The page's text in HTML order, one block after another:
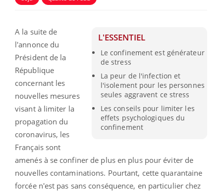
L'ESSENTIEL
Le confinement est générateur
de stress
La peur de l'infection et
l'isolement pour les personnes
seules aggravent ce stress
Les conseils pour limiter les
effets psychologiques du
confinement
A la suite de
l'annonce du
Président de la
République
concernant les
nouvelles mesures
visant à limiter la
propagation du
coronavirus, les
Français sont
amenés à se confiner de plus en plus pour éviter de
nouvelles contaminations. Pourtant, cette quarantaine
forcée n'est pas sans conséquence, en particulier chez